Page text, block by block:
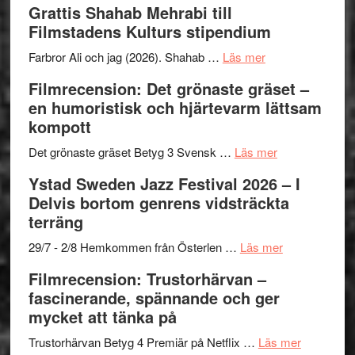
Files:
I
Want
Believe
–
Frankenshtey
med
Fox
och
Scully
West
presenterar
nya
titlar
årets
Grattis Shahab Mehrabi till
Filmstadens Kulturs stipendium
Farbror Ali och jag (2026). Shahab … Läs merom
Shahab
Mehrabi
Filmstadens
stipendium
Filmrecension: Det grönaste gräset –
en humoristisk och hjärtevarm lättsam
kompott
Det grönaste gräset Betyg 3 Svensk … Läs merom
Det
grönaste
–
och
lättsam
Ystad Sweden Jazz Festival 2026 – I
Delvis bortom genrens vidsträckta
terräng
29/7 - 2/8 Hemkommen från Österlen … Läs merom
2026
Filmrecension: Trustorhärvan –
fascinerande, spännande och ger
mycket att tänka på
Trustorhärvan Betyg 4 Premiär på Netflix … Läs merom